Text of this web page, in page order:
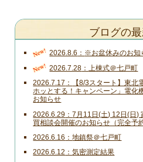
ブログの
New! 2026.8.6 ※お盆休みのお知
New! 2026.7.28 上棟式＠七戸町
2026.7.17
【8/3スタート】東
ホッとする！キャンペーン」電化
お知らせ
2026.6.29
7月11日(土) 12日(日)
買相談会開催のお知らせ（完全予
2026.6.16 地鎮祭＠七戸町
2026.6.12 気密測定結果